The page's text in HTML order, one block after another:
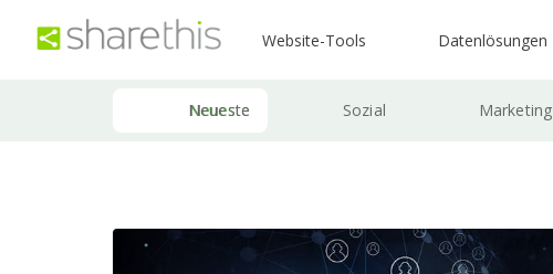
Website-Tools Datenlösungen
Neueste Sozial Marketing